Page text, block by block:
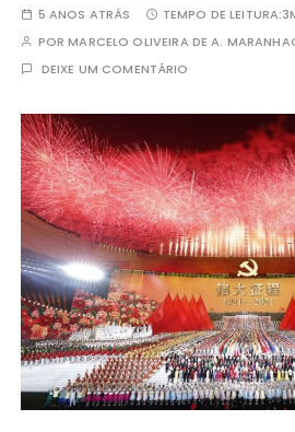
5 ANOS ATRÁS TEMPO DE LEITURA:
PORMARCELO OLIVEIRA DE A.
DEIXE UM COMENTÁRIO